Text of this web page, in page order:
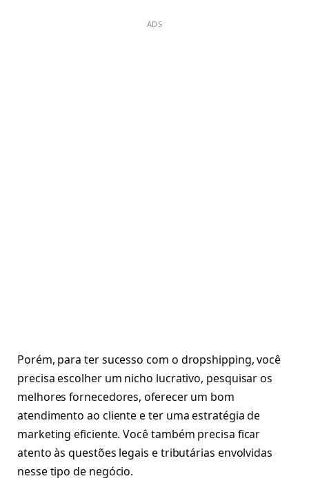
ADS
Porém, para ter sucesso com o dropshipping, você
precisa escolher um nicho lucrativo, pesquisar os
melhores fornecedores, oferecer um bom
atendimento ao cliente e ter uma estratégia de
marketing eficiente. Você também precisa ficar
atento às questões legais e tributárias envolvidas
nesse tipo de negócio.